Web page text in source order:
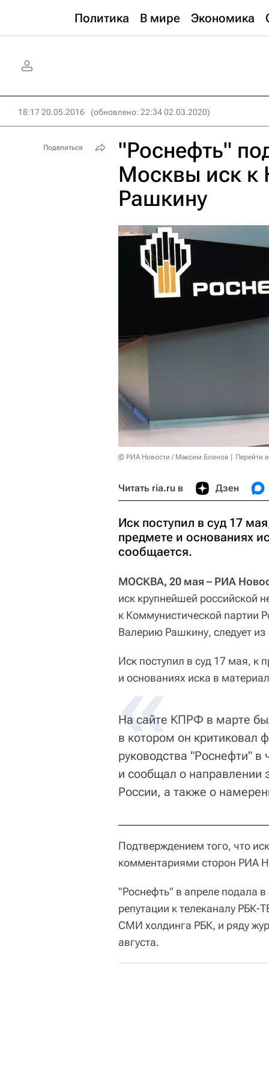
Политика В мире Экономика
18:17 20.05.2016 (обновлено: 22:34 02.03.2020)
"Роснефть"
Москвы иск к
Рашкину
© РИА Новости / Максим Блинов Перейти
Читать ria.ru в Дзен
Иск поступил в суд 17
предмете и основаниях
сообщается.
МОСКВА, 20 мая – РИА
иск крупнейшей российской
к Коммунистической партии
Валерию Рашкину, следует
Иск поступил в суд 17 мая, к
и основаниях иска в
На сайте КПРФ в марте
в котором он критиковал
руководства "Роснефти"
и сообщал о направлении
России, а также о
Подтверждением того, что
комментариями сторон РИА
"Роснефть" в апреле подала
репутации к телеканалу
СМИ холдинга РБК, и ряду
августа.
Поделиться